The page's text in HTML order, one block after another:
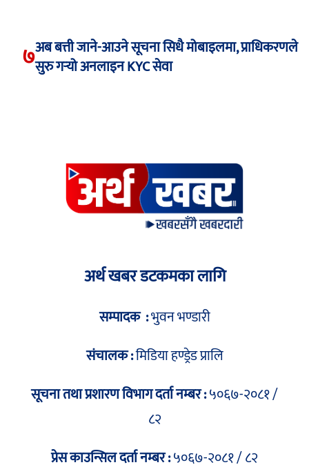
७अब बत्ती जाने-आउने सूचना सिधै मोबाइलमा, प्राधिकरणले
सुरु गर्‍यो अनलाइन KYC सेवा
अर्थ खबर डटकमका लागि
सम्पादक :भुवन भण्डारी
संचालक :मिडिया हण्ड्रेड प्रालि
सूचना तथा प्रशारण विभाग दर्ता नम्बर :५०६७-२०८१ /
८२
प्रेस काउन्सिल दर्ता नम्बर :५०६७-२०८१ / ८२